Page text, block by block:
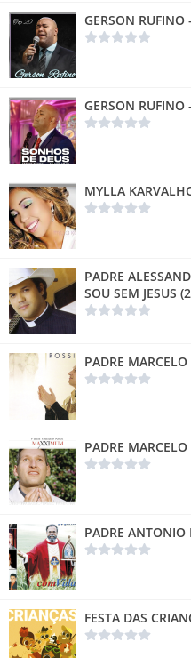
GERSON RUFINO
GERSON RUFINO
MYLLA
PADRE
SOU SEM JESUS
PADRE
PADRE
PADRE
FESTA DAS